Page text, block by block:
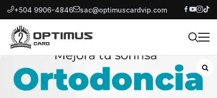
+504 9906-4846 sac@optimuscardvip.com